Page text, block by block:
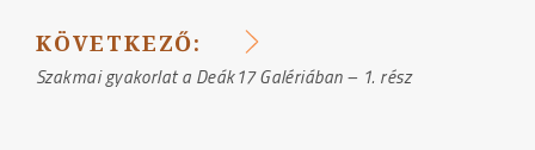
NAVIGÁCIÓ
KÖVETKEZŐ:
Szakmai gyakorlat a Deák17 Galériában – 1. rész